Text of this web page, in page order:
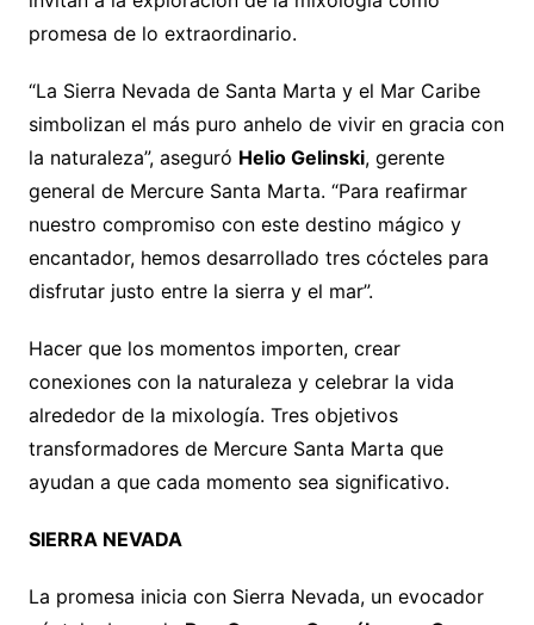
promesa de lo extraordinario.
“La Sierra Nevada de Santa Marta y el Mar Caribe
simbolizan el más puro anhelo de vivir en gracia con
la naturaleza”, aseguró Helio Gelinski, gerente
general de Mercure Santa Marta. “Para reafirmar
nuestro compromiso con este destino mágico y
encantador, hemos desarrollado tres cócteles para
disfrutar justo entre la sierra y el mar”.
Hacer que los momentos importen, crear
conexiones con la naturaleza y celebrar la vida
alrededor de la mixología. Tres objetivos
transformadores de Mercure Santa Marta que
ayudan a que cada momento sea significativo.
SIERRA NEVADA
La promesa inicia con Sierra Nevada, un evocador